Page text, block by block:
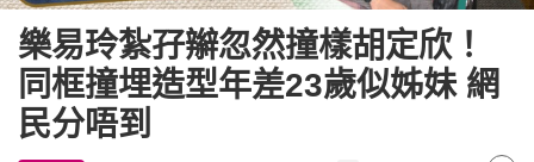
樂易玲紮孖辮忽然撞樣胡定欣！
同框撞埋造型年差23歲似姊妹 網
民分唔到